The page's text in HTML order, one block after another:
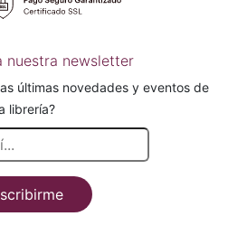
nuestra newsletter
últimas novedades y eventos de
librería?